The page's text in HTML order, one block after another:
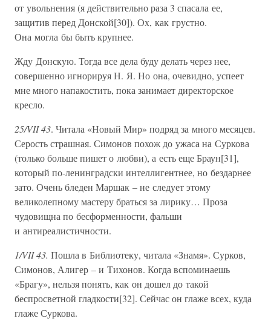
от увольнения (я действительно раза 3 спасала ее,
защитив перед Донской[30]). Ох, как грустно.
Она могла бы быть крупнее.
Жду Донскую. Тогда все дела буду делать через нее,
совершенно игнорируя Н. Я. Но она, очевидно, успеет
мне много напакостить, пока занимает директорское
кресло.
25/VII 43. Читала «Новый Мир» подряд за много месяцев.
Серость страшная. Симонов похож до ужаса на Суркова
(только больше пишет о любви), а есть еще Браун[31],
который по-ленинградски интеллигентнее, но бездарнее
зато. Очень бледен Маршак – не следует этому
великолепному мастеру браться за лирику… Проза
чудовищна по бесформенности, фальши
и антиреалистичности.
1/VII 43. Пошла в Библиотеку, читала «Знамя». Сурков,
Симонов, Алигер – и Тихонов. Когда вспоминаешь
«Брагу», нельзя понять, как он дошел до такой
беспросветной гладкости[32]. Сейчас он глаже всех, куда
глаже Суркова.